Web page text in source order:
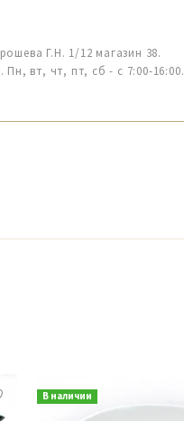
Г.Н. 1/12 магазин 38.
Пн, вт, чт, пт, сб - с 7:00-16:00.
В наличии